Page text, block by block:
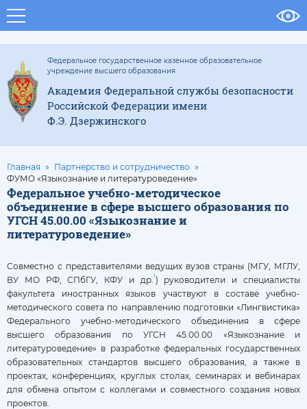
Федеральное государственное казенное образовательное
учреждение высшего образования
Академия Федеральной службы безопасности
Российской Федерации имени
Ф.Э. Дзержинского
Главная
Партнерство и сотрудничество
ФУМО «Языкознание и литературоведение»
Федеральное учебно-методическое
объединение в сфере высшего образования по
УГСН 45.00.00 «Языкознание и
литературоведение»
Совместно с представителями ведущих вузов страны (МГУ, МГЛУ,
ВУ МО РФ, СПбГУ, КФУ и др.1) руководители и специалисты
факультета иностранных языков участвуют в составе учебно-
методического совета по направлению подготовки «Лингвистика»
Федерального учебно-методического объединения в сфере
высшего образования по УГСН 45.00.00 «Языкознание и
литературоведение» в разработке федеральных государственных
образовательных стандартов высшего образования, а также в
проектах, конференциях, круглых столах, семинарах и вебинарах
для обмена опытом с коллегами и совместного создания новых
проектов.